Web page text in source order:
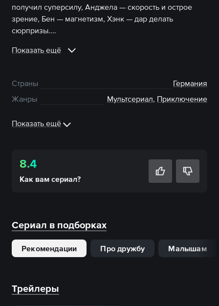
получил суперсилу, Анджела — скорость и острое
зрение, Бен — магнетизм, Хэнк — дар делать
сюрпризы....
Показать ещё
Страны
Германия
Жанры
Мультсериал, Приключение
Показать ещё
8.4
Как вам сериал?
Сериал в подборках
Рекомендации Про дружбу Малышам
Трейлеры